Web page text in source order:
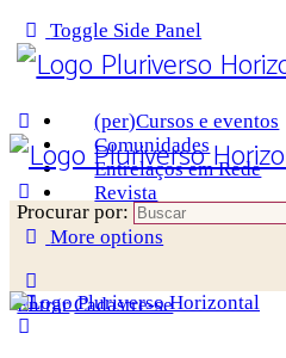
Toggle Side Panel
(per)Cursos e eventos
Comunidades
Entrelaços em Rede
Revista
More options
Entrar Cadastre-se
Procurar por: